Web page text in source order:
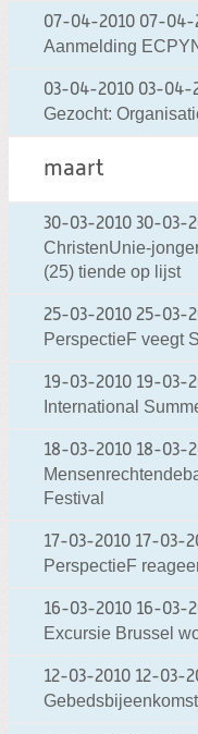
07-04-2010 07-04-
Aanmelding
03-04-2010 03-04-
Gezocht:
maart
30-03-2010 30-03-
ChristenUnie-
(25) tiende op lijst
25-03-2010 25-03-
PerspectieF veegt
19-03-2010 19-03-
International
18-03-2010 18-03-
Festival
17-03-2010 17-03-
PerspectieF
16-03-2010 16-03-
Excursie Brussel
12-03-2010 12-03-